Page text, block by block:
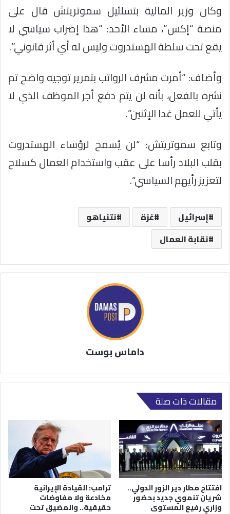
وكان وزير المالية بتسلئيل سموتريتش قال على
منصة “إكس”، مساء الأحد: “هذا إضراب سياسي لا
يقع تحت سلطة الهستدروت وليس له أي أثر قانوني”.
وأضاف: “أمرت مشرف الرواتب بتمرير توجيه واضح تم
نشره بالفعل، بأنه لن يتم دفع أجر الموظف الذي لا
يأتي للعمل غدا الإثنين”.
وتابع سموتريتش: “لن يُسمح لرؤساء الهستدروت
بقلب البلاد رأسا على عقب واستخدام العمال كسلاح
لتعزيز رأيهم السياسي”.
إسرائيل غزة
نتنياهو
نقابة العمال
داماس بوست
مقالات ذات صلة
افتتاح مطار دير الزور الدولي..
شريان تنموي جديد بحضور
وزاري رفيع المستوى
ترامب: القيادة الإيرانية
مخادعة ولا مفاوضات
حقيقية.. والمضيق تحت